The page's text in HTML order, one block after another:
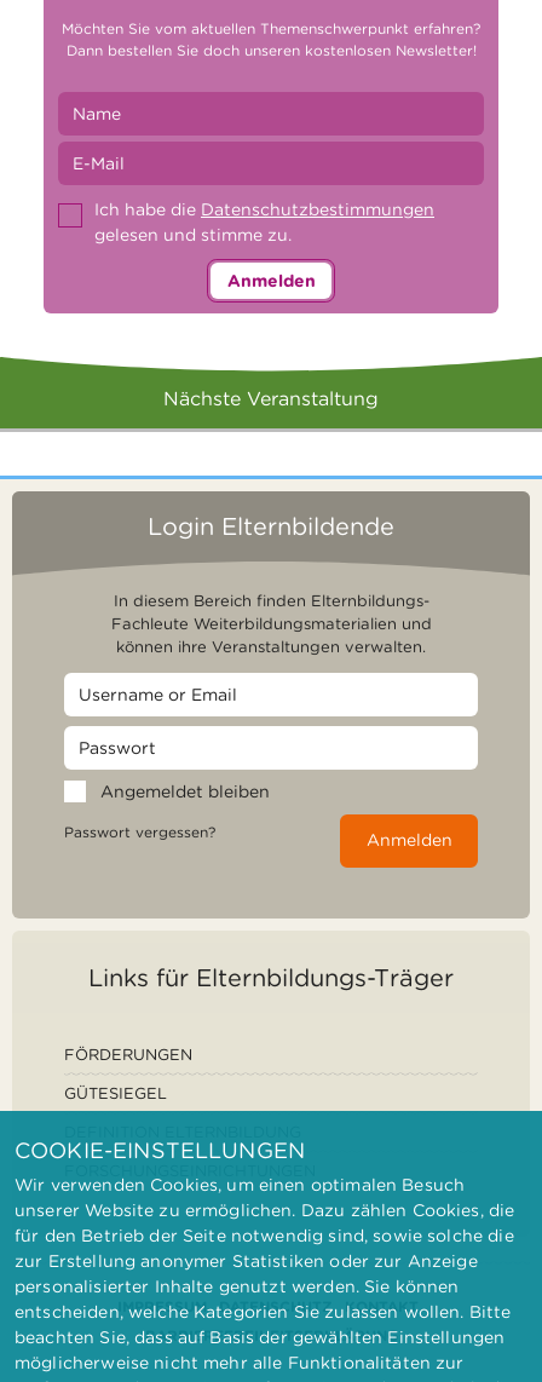
Möchten Sie vom aktuellen Themenschwerpunkt erfahren?
Dann bestellen Sie doch unseren kostenlosen Newsletter!
Ich habe die Datenschutzbestimmungen
gelesen und stimme zu.
Anmelden
Nächste Veranstaltung
Login Elternbildende
In diesem Bereich finden Elternbildungs-
Fachleute Weiterbildungsmaterialien und
können ihre Veranstaltungen verwalten.
Angemeldet bleiben
Passwort vergessen? Anmelden
Links für Elternbildungs-Träger
FÖRDERUNGEN
GÜTESIEGEL
IMPRESSUM DATENSCHUTZ
KONTAKT
BARRIEREFREIHEITSERKLÄRUNG
COOKIE-EINSTELLUNGEN
Wir verwenden Cookies, um einen optimalen Besuch
unserer Website zu ermöglichen. Dazu zählen Cookies, die
für den Betrieb der Seite notwendig sind, sowie solche die
zur Erstellung anonymer Statistiken oder zur Anzeige
personalisierter Inhalte genutzt werden. Sie können
entscheiden, welche Kategorien Sie zulassen wollen. Bitte
beachten Sie, dass auf Basis der gewählten Einstellungen
möglicherweise nicht mehr alle Funktionalitäten zur